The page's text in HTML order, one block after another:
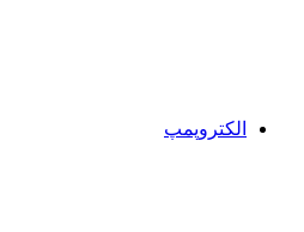
الکتروپمپ